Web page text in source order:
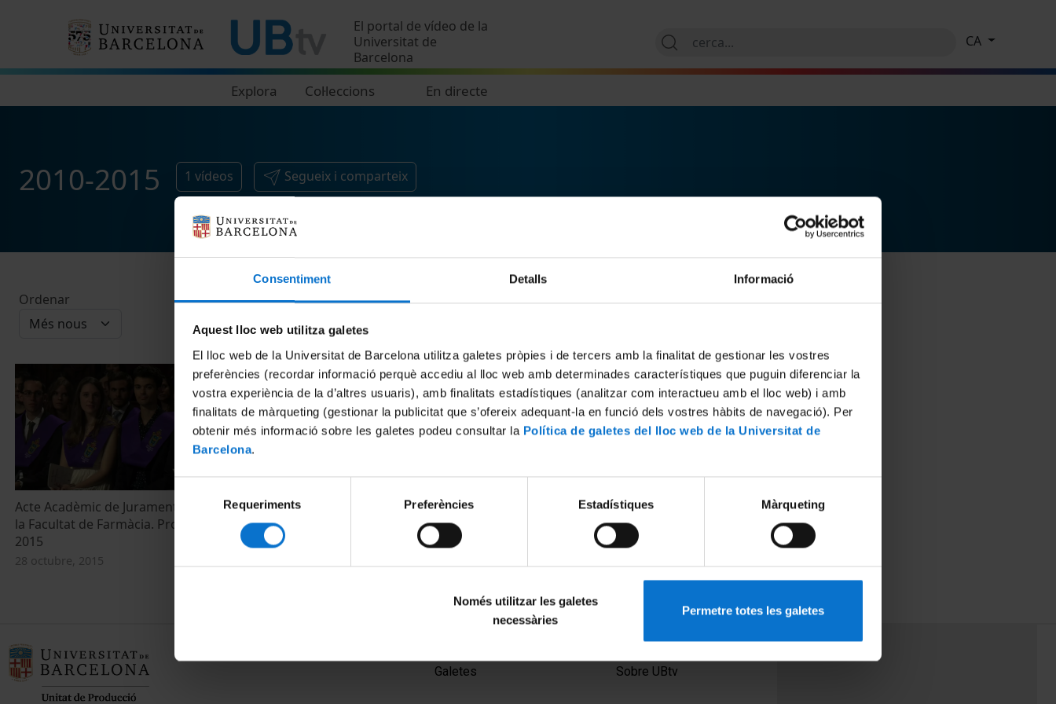
Consentiment Detalls Informació
Aquest lloc web utilitza galetes
El lloc web de la Universitat de Barcelona utilitza galetes pròpies i de tercers amb la finalitat de gestionar les vostres
preferències (recordar informació perquè accediu al lloc web amb determinades característiques que puguin diferenciar la
vostra experiència de la d’altres usuaris), amb finalitats estadístiques (analitzar com interactueu amb el lloc web) i amb
finalitats de màrqueting (gestionar la publicitat que s’ofereix adequant-la en funció dels vostres hàbits de navegació). Per
obtenir més informació sobre les galetes podeu consultar la Política de galetes del lloc web de la Universitat de
Barcelona.
de
consentiment
Requeriments Preferències Estadístiques Màrqueting
Només utilitzar les galetes
necessàries
Permetre totes les galetes
El portal de vídeo de la
Universitat de
Barcelona
Explora Col·leccions En directe
CA
2010-2015 1 vídeos Segueix i comparteix
Ordenar
Acte Acadèmic de Jurament Hipocràtic de
la Facultat de Farmàcia. Promoció 2010-
2015
28 octubre, 2015
Galetes
PEU 2
Sobre UBtv
PEU 3